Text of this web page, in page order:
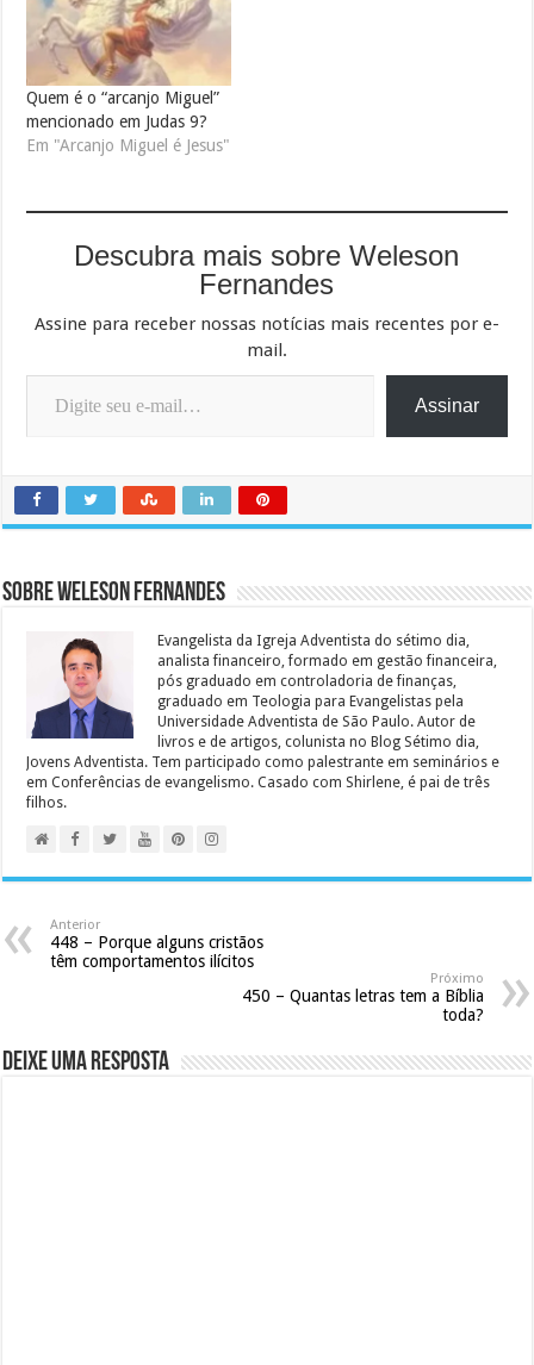
Quem é o “arcanjo Miguel”
mencionado em Judas 9?
Em "Arcanjo Miguel é Jesus"
Descubra mais sobre Weleson
Fernandes
Assine para receber nossas notícias mais recentes por e-
mail.
Digite seu e-mail…
Assinar
Sobre Weleson Fernandes
Evangelista da Igreja Adventista do sétimo dia,
analista financeiro, formado em gestão financeira,
pós graduado em controladoria de finanças,
graduado em Teologia para Evangelistas pela
Universidade Adventista de São Paulo. Autor de
livros e de artigos, colunista no Blog Sétimo dia,
Jovens Adventista. Tem participado como palestrante em seminários e
em Conferências de evangelismo. Casado com Shirlene, é pai de três
filhos.
Anterior
448 – Porque alguns cristãos
têm comportamentos ilícitos
Próximo
450 – Quantas letras tem a Bíblia
toda?
Deixe uma resposta